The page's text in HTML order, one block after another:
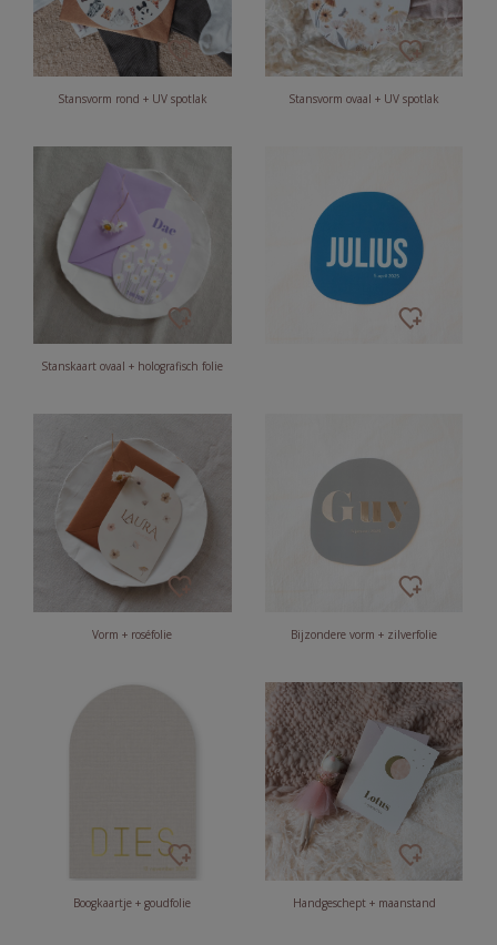
Stansvorm rond + UV spotlak Stansvorm ovaal + UV spotlak
Stanskaart ovaal + holografisch folie
Vorm + roséfolie Bijzondere vorm + zilverfolie
Boogkaartje + goudfolie Handgeschept + maanstand